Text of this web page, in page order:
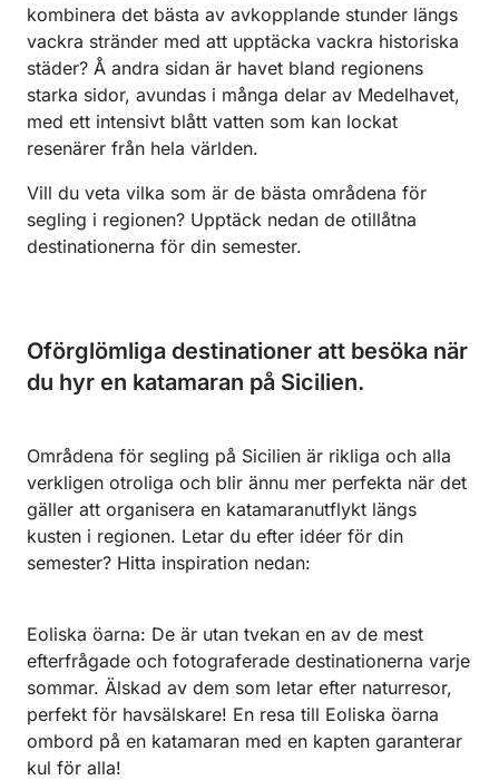
kombinera det bästa av avkopplande stunder längs
vackra stränder med att upptäcka vackra historiska
städer? Å andra sidan är havet bland regionens
starka sidor, avundas i många delar av Medelhavet,
med ett intensivt blått vatten som kan lockat
resenärer från hela världen.
Vill du veta vilka som är de bästa områdena för
segling i regionen? Upptäck nedan de otillåtna
destinationerna för din semester.
Oförglömliga destinationer att besöka när
du hyr en katamaran på Sicilien.
Områdena för segling på Sicilien är rikliga och alla
verkligen otroliga och blir ännu mer perfekta när det
gäller att organisera en katamaranutflykt längs
kusten i regionen. Letar du efter idéer för din
semester? Hitta inspiration nedan:
Eoliska öarna: De är utan tvekan en av de mest
efterfrågade och fotograferade destinationerna varje
sommar. Älskad av dem som letar efter naturresor,
perfekt för havsälskare! En resa till Eoliska öarna
ombord på en katamaran med en kapten garanterar
kul för alla!